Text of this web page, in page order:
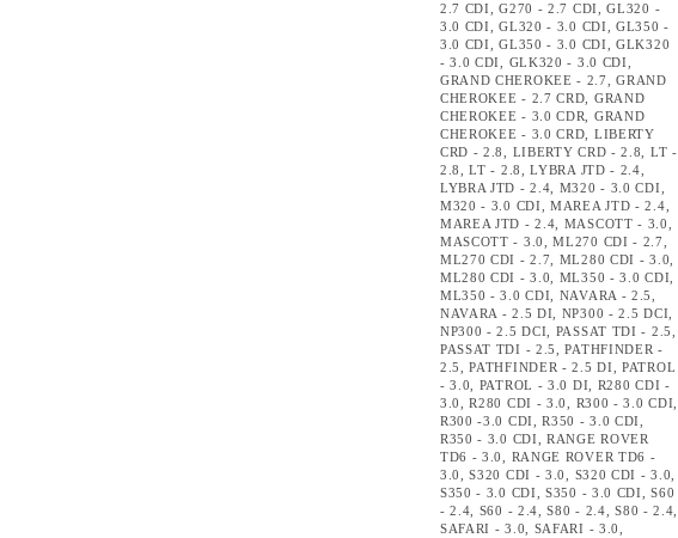
2.7 CDI
,G270 - 2.7 CDI ,GL320 -
3.0 CDI
,GL320 - 3.0 CDI ,GL350 -
3.0 CDI
,GL350 - 3.0 CDI ,GLK320
- 3.0 CDI
GLK320 - 3.0 CDI
GRAND CHEROKEE - 2.7
,GRAND
CHEROKEE - 2.7 CRD
GRAND
CHEROKEE - 3.0 CDR
GRAND
CHEROKEE - 3.0 CRD
LIBERTY
CRD - 2.8
LIBERTY CRD - 2.8
LT -
2.8
,LT - 2.8 ,LYBRA JTD - 2.4
LYBRA JTD - 2.4
M320 - 3.0 CDI
M320 - 3.0 CDI
,MAREA JTD - 2.4
MAREA JTD - 2.4
MASCOTT - 3.0
MASCOTT - 3.0
,ML270 CDI - 2.7
ML270 CDI - 2.7
ML280 CDI - 3.0
ML280 CDI - 3.0
ML350 - 3.0 CDI
ML350 - 3.0 CDI
NAVARA - 2.5
NAVARA - 2.5 DI
NP300 - 2.5 DCI
NP300 - 2.5 DCI
PASSAT TDI - 2.5
PASSAT TDI - 2.5
,PATHFINDER -
2.5
,PATHFINDER - 2.5 DI ,PATROL
- 3.0
PATROL - 3.0 DI
R280 CDI -
3.0
,R280 CDI - 3.0 R300 - 3.0 CDI
R300 -3.0 CDI
,R350 - 3.0 CDI
R350 - 3.0 CDI
,RANGE ROVER
TD6 - 3.0
RANGE ROVER TD6 -
3.0
,S320 CDI - 3.0 S320 CDI - 3.0
S350 - 3.0 CDI
,S350 - 3.0 CDI ,S60
- 2.4
S60 - 2.4 ,S80 - 2.4 ,S80 - 2.4
SAFARI - 3.0
SAFARI - 3.0